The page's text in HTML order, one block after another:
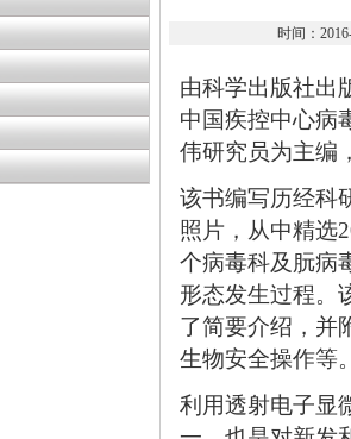
时间：
由科学出版社出
中国疾控中心病
伟研究员为主编
该书编写历经科
照片，从中精选
个病毒科及朊病
形态发生过程。
了简要介绍，并
生物安全操作等
利用透射电子显